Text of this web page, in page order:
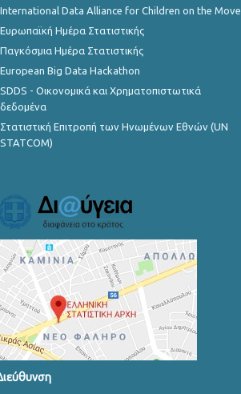
International Data Alliance for Children on the Move
Ευρωπαϊκή Ημέρα Στατιστικής
Παγκόσμια Ημέρα Στατιστικής
European Big Data Hackathon
SDDS - Οικονομικά και Χρηματοπιστωτικά
δεδομένα
Στατιστική Επιτροπή των Ηνωμένων Εθνών (UN
STATCOM)